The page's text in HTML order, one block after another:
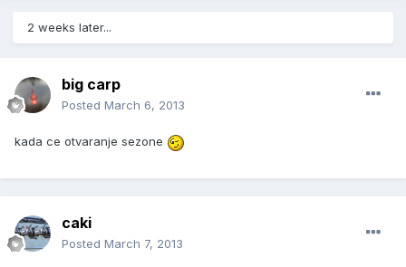
2 weeks later...
big carp
Posted March 6, 2013
kada ce otvaranje sezone
caki
Posted March 7, 2013